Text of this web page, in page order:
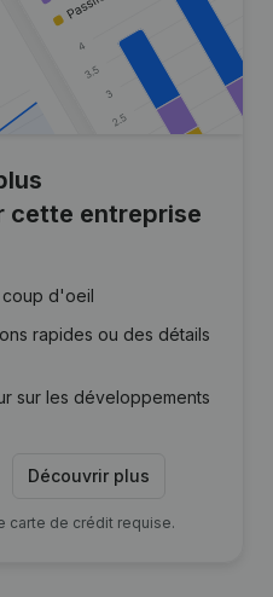
cette entreprise
coup d'oeil
rapides ou des détails
sur les développements
Découvrir plus
carte de crédit requise.